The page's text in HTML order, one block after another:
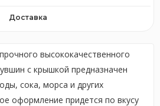
Доставка
высококачественного
с крышкой предназначен
сока, морса и других
оформление придется по вкусу